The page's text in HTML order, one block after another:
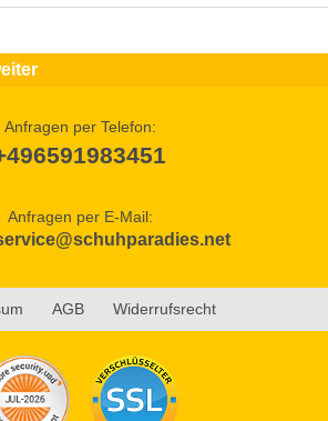
Anfragen per Telefon:
Anfragen per E-Mail:
AGB Widerrufsrecht